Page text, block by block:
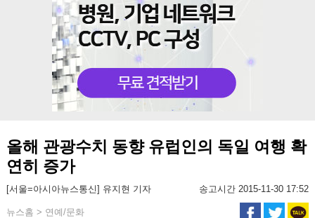
올해 관광수치 동향 유럽인의 독일 여행 확
연히 증가
[서울=아시아뉴스통신] 유지현 기자 송고시간 2015-11-30 17:52
뉴스홈 > 연예/문화